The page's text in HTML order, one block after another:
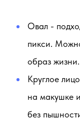
Овал -
пикси.
образ жизни.
Круглое лицо
на макушке
без